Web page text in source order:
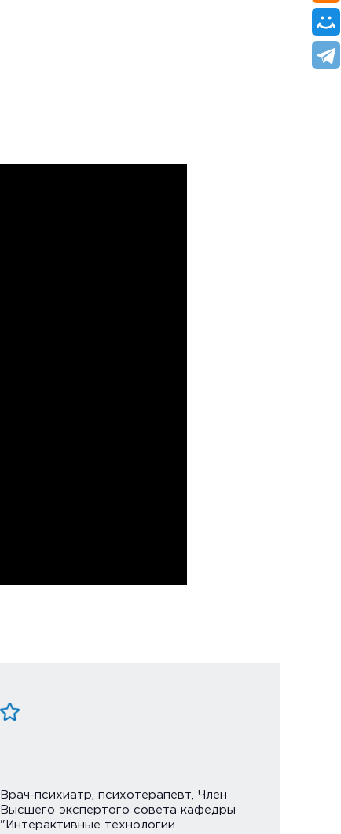
Врач-психиатр, психотерапевт, Член
Высшего экспертого совета кафедры
"Интерактивные технологии